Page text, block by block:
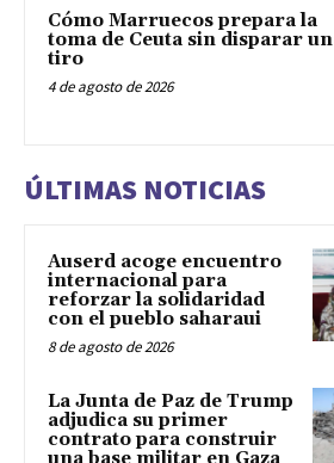
Cómo Marruecos prepara la
toma de Ceuta sin disparar un
tiro
4 de agosto de 2026
ÚLTIMAS NOTICIAS
Auserd acoge encuentro
internacional para
reforzar la solidaridad
con el pueblo saharaui
8 de agosto de 2026
La Junta de Paz de Trump
adjudica su primer
contrato para construir
una base militar en Gaza